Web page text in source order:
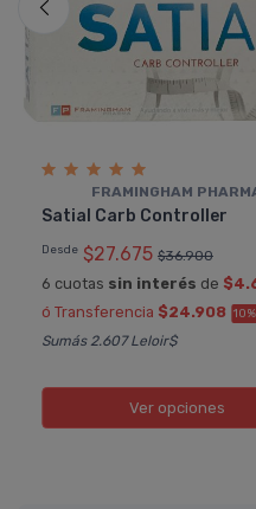
FRAMINGHAM
Satial Carb Controller
Desde $27.675 $36.900
6 cuotas sin interés de
ó Transferencia $24.908 10%
Sumás 2.607 Leloir$
Ver opciones